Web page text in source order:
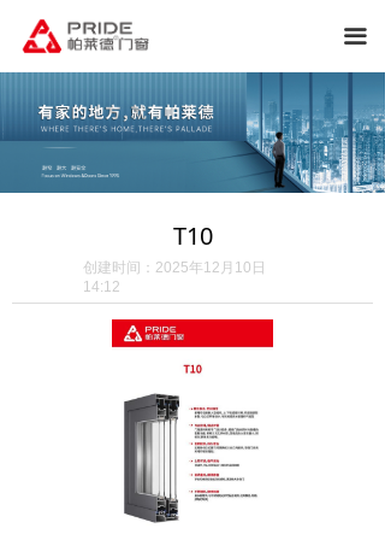
끀
T10
创建时间： 2025年12月10日
14:12